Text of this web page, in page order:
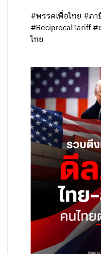
#พรรคเพื่อไทย #ภา
#ReciprocalTariff
ไทย